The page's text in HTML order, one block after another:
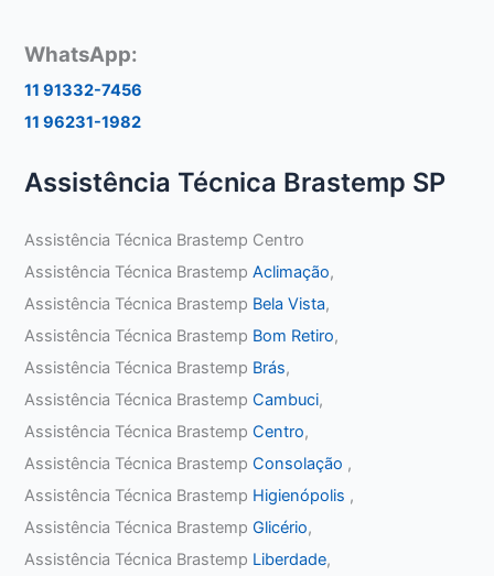
WhatsApp:
11 91332-7456
11 96231-1982
Assistência Técnica Brastemp SP
Assistência Técnica Brastemp Centro
Assistência Técnica BrastempAclimação,
Assistência Técnica Brastemp Bela Vista,
Assistência Técnica Brastemp Bom Retiro,
Assistência Técnica Brastemp Brás,
Assistência Técnica BrastempCambuci,
Assistência Técnica BrastempCentro,
Assistência Técnica BrastempConsolação ,
Assistência Técnica Brastemp Higienópolis ,
Assistência Técnica BrastempGlicério,
Assistência Técnica Brastemp Liberdade,